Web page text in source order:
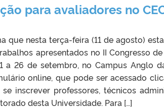
para avaliadores no
que nesta terça-feira (11 de agosto)
apresentados no II Congresso
26 de setembro, no Campus Anglo
online, que pode ser acessado
inscrever professores, técnicos
desta Universidade. Para […]